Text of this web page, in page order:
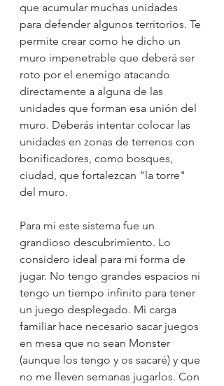
que acumular muchas unidades
para defender algunos territorios. Te
permite crear como he dicho un
muro impenetrable que deberá ser
roto por el enemigo atacando
directamente a alguna de las
unidades que forman esa unión del
muro. Deberás intentar colocar las
unidades en zonas de terrenos con
bonificadores, como bosques,
ciudad, que fortalezcan "la torre"
del muro.
Para mi este sistema fue un
grandioso descubrimiento. Lo
considero ideal para mi forma de
jugar. No tengo grandes espacios ni
tengo un tiempo infinito para tener
un juego desplegado. Mi carga
familiar hace necesario sacar juegos
en mesa que no sean Monster
(aunque los tengo y os sacaré) y que
no me lleven semanas jugarlos. Con